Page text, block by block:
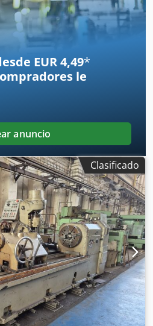
Velocidad de giro 45 - 465
total de potencia 13 kW
5,2 t Máquina en excelente
Retrofit en 2014,
EUR 4,49*
le
anuncio
Clasificado